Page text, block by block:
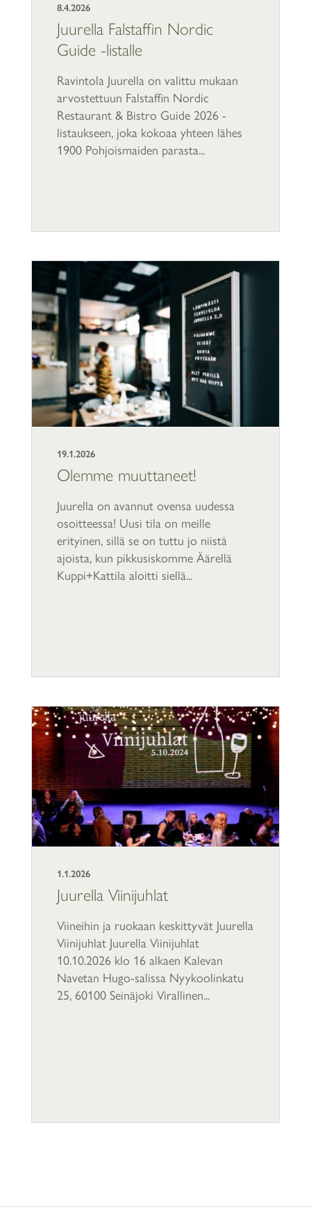
Juurella Falstaffin Nordic
Guide -listalle
8.4.2026
Ravintola Juurella on valittu mukaan
arvostettuun Falstaffin Nordic
Restaurant & Bistro Guide 2026 -
listaukseen, joka kokoaa yhteen lähes
1900 Pohjoismaiden parasta...
Olemme muuttaneet!
19.1.2026
Juurella on avannut ovensa uudessa
osoitteessa! Uusi tila on meille
erityinen, sillä se on tuttu jo niistä
ajoista, kun pikkusiskomme Äärellä
Kuppi+Kattila aloitti siellä...
Juurella Viinijuhlat
1.1.2026
Viineihin ja ruokaan keskittyvät Juurella
Viinijuhlat Juurella Viinijuhlat
10.10.2026 klo 16 alkaen Kalevan
Navetan Hugo-salissa Nyykoolinkatu
25, 60100 Seinäjoki Virallinen...